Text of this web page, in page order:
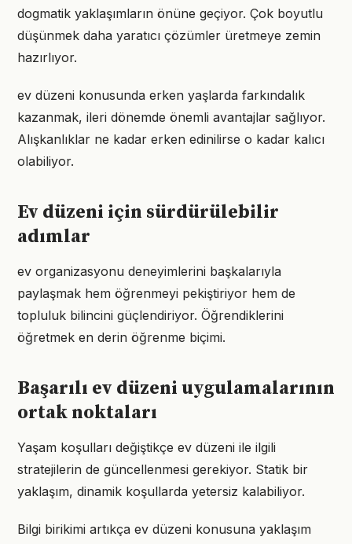
dogmatik yaklaşımların önüne geçiyor. Çok boyutlu
düşünmek daha yaratıcı çözümler üretmeye zemin
hazırlıyor.
ev düzeni konusunda erken yaşlarda farkındalık
kazanmak, ileri dönemde önemli avantajlar sağlıyor.
Alışkanlıklar ne kadar erken edinilirse o kadar kalıcı
olabiliyor.
Ev düzeni için sürdürülebilir
adımlar
ev organizasyonu deneyimlerini başkalarıyla
paylaşmak hem öğrenmeyi pekiştiriyor hem de
topluluk bilincini güçlendiriyor. Öğrendiklerini
öğretmek en derin öğrenme biçimi.
Başarılı ev düzeni uygulamalarının
ortak noktaları
Yaşam koşulları değiştikçe ev düzeni ile ilgili
stratejilerin de güncellenmesi gerekiyor. Statik bir
yaklaşım, dinamik koşullarda yetersiz kalabiliyor.
Bilgi birikimi artıkça ev düzeni konusuna yaklaşım